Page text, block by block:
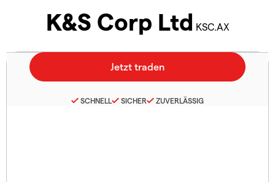
K&S Corp Ltd KSC.AX
SCHNELL SICHER ZUVERLÄSSIG